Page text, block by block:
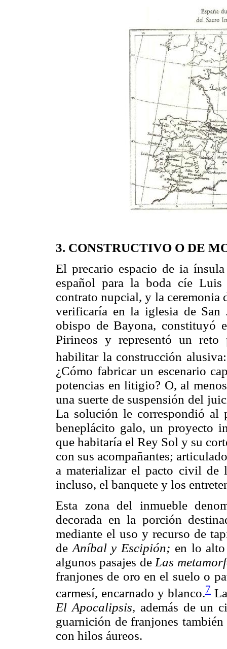
3. CONSTRUCTIVO O DE
El precario espacio de ia
español para la boda cíe
contrato nupcial, y la ceremonia
verificaría en la iglesia de
obispo de Bayona, constituyó
Pirineos y representó un reto
habilitar la construcción
¿Cómo fabricar un escenario
potencias en litigio? O, al
una suerte de suspensión del
La solución le correspondió al
beneplácito galo, un proyecto
que habitaría el Rey Sol y su
con sus acompañantes;
a materializar el pacto civil de
incluso, el banquete y los
Esta zona del inmueble
decorada en la porción
mediante el uso y recurso de
de Aníbal y Escipión; en lo
algunos pasajes de Las
franjones de oro en el suelo o
carmesí, encarnado y blanco.7
El Apocalipsis, además de un
guarnición de franjones también
con hilos áureos.